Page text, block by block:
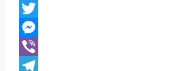
X
Twitter
Messenger
Viber